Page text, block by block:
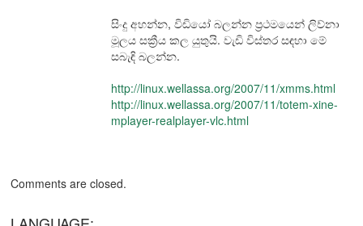
සිංදු අහන්න, විඩියෝ බලන්න ප්‍රථමයෙන් ලිව්නා
මූලය සක්‍රීය කල යුතුයි. වැඩි විස්තර සඳහා මේ
සබැඳි බලන්න.
http://linux.wellassa.org/2007/11/xmms.html
http://linux.wellassa.org/2007/11/totem-xine-
mplayer-realplayer-vlc.html
Comments are closed.